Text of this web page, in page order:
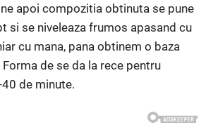
apoi compozitia obtinuta se pune
si se niveleaza frumos apasand cu
cu mana, pana obtinem o baza
de se da la rece pentru
de minute.